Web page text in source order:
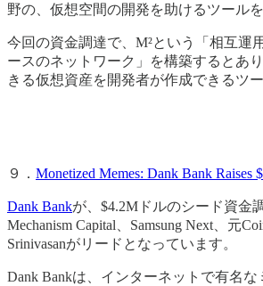
野の、仮想空間の開発を助けるツール
今回の資金調達で、M²という「相互運
ースのネットワーク」を構築するとあ
きる仮想資産を開発者が作成できるツ
９． Monetized Memes: Dank Bank Raises
Dank Bankが、$4.2Mドルのシード資金
Mechanism Capital、Samsung Next、元
Srinivasanがリードとなっています。
Dank Bankは、インターネットで有名な